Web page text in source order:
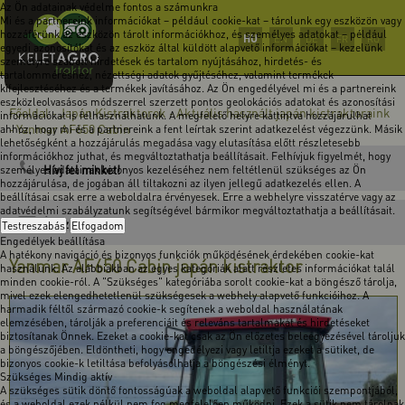
Az Ön adatainak védelme fontos a számunkra
Mi és a partnereink információkat – például cookie-kat – tárolunk egy eszközön vagy
hozzáférünk az eszközön tárolt információkhoz, és személyes adatokat – például
egyedi azonosítókat és az eszköz által küldött alapvető információkat – kezelünk
személyre szabott hirdetések és tartalom nyújtásához, hirdetés- és
tartalomméréshez, nézettségi adatok gyűjtéséhez, valamint termékek
kifejlesztéséhez és a termékek javításához. Az Ön engedélyével mi és a partnereink
eszközleolvasásos módszerrel szerzett pontos geolokációs adatokat és azonosítási
információkat is felhasználhatunk. A megfelelő helyre kattintva hozzájárulhat
ahhoz, hogy mi és a partnereink a fent leírtak szerint adatkezelést végezzünk. Másik
lehetőségként a hozzájárulás megadása vagy elutasítása előtt részletesebb
információkhoz juthat, és megváltoztathatja beállításait. Felhívjuk figyelmét, hogy
személyes adatainak bizonyos kezeléséhez nem feltétlenül szükséges az Ön
hozzájárulása, de jogában áll tiltakozni az ilyen jellegű adatkezelés ellen. A
beállításai csak erre a weboldalra érvényesek. Erre a webhelyre visszatérve vagy az
adatvédelmi szabályzatunk segítségével bármikor megváltoztathatja a beállításait.
Testreszabás Elfogadom
Engedélyek beállítása
A hatékony navigáció és bizonyos funkciók működésének érdekében cookie-kat
használunk. Az alábbiakban az egyes kategóriák alatt részletes információkat talál
minden cookie-ról. A "Szükséges" kategóriába sorolt cookie-kat a böngésző tárolja,
mivel ezek elengedhetetlenül szükségesek a webhely alapvető funkcióihoz. A
harmadik féltől származó cookie-k segítenek a weboldal használatának
elemzésében, tárolják a preferenciáit és releváns tartalmakat és hirdetéseket
biztosítanak Önnek. Ezeket a cookie-kat csak az Ön előzetes beleegyezésével tároljuk
a böngészőjében. Eldöntheti, hogy engedélyezi vagy letiltja ezeket a sütiket, de
bizonyos cookie-k letiltása befolyásolhatja a böngészési élményt.
Szükséges Mindig aktív
A szükséges sütik döntő fontosságúak a weboldal alapvető funkciói szempontjából,
HU EN DE FR RO
Főoldal-Japán Kistraktorok -Aktuális használt japán kistraktoraink
-Yanmar AF650 Cabin
Hívj fel minket!
Írj üzenetet!
Yanmar AF650 Cabin japán kistraktor